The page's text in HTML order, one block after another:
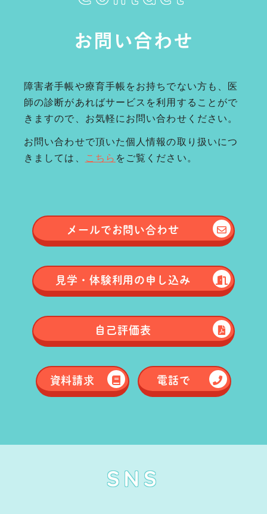
お問い合わせ
障害者手帳や療育手帳をお持ちでない方も、医
師の診断があればサービスを利用することがで
きますので、お気軽にお問い合わせください。
お問い合わせで頂いた個人情報の取り扱いにつ
きましては、
こちら をご覧ください。
メールでお問い合わせ
見学・体験利用の申し込み
自己評価表
資料請求 電話で
SNS